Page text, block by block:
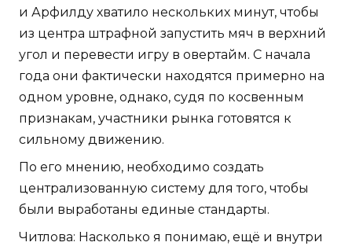
и Арфилду хватило нескольких минут, чтобы
из центра штрафной запустить мяч в верхний
угол и перевести игру в овертайм. С начала
года они фактически находятся примерно на
одном уровне, однако, судя по косвенным
признакам, участники рынка готовятся к
сильному движению.
По его мнению, необходимо создать
централизованную систему для того, чтобы
были выработаны единые стандарты.
Читлова: Насколько я понимаю, ещё и внутри